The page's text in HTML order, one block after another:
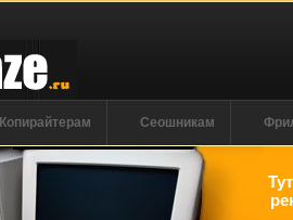
Копирайтерам Сеошникам